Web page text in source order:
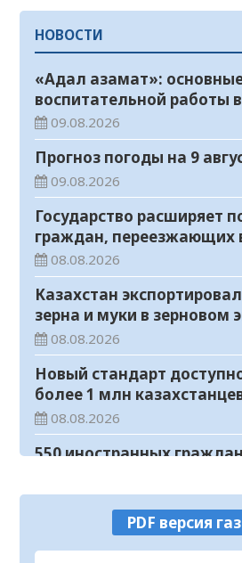
НОВОСТИ
«Адал азамат»:
воспитательной работы
учебном году
09.08.2026
Прогноз погоды на 9
09.08.2026
Государство расширяет
граждан, переезжающих
регионы для работы
08.08.2026
Казахстан
зерна и муки в зерновом
08.08.2026
Новый стандарт
более 1 млн
телемедицинские услуги
08.08.2026
550 иностранных
Казахстане
08.08.2026
Министерство
сроки обучения и
PDF версия